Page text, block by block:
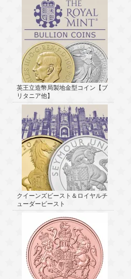
英王立造幣局製地金型コイン【ブ
リタニア他】
クイーンズビースト＆ロイヤルチ
ューダービースト